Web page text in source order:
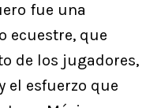
fue una
ecuestre, que
de los jugadores,
el esfuerzo que